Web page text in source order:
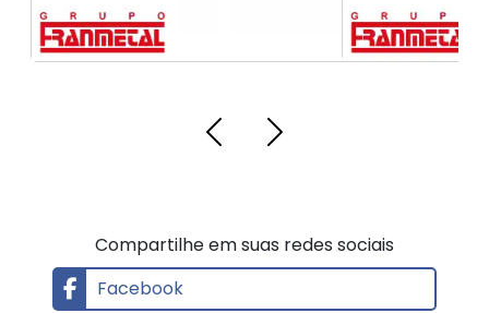
Compartilhe em suas redes sociais
Facebook